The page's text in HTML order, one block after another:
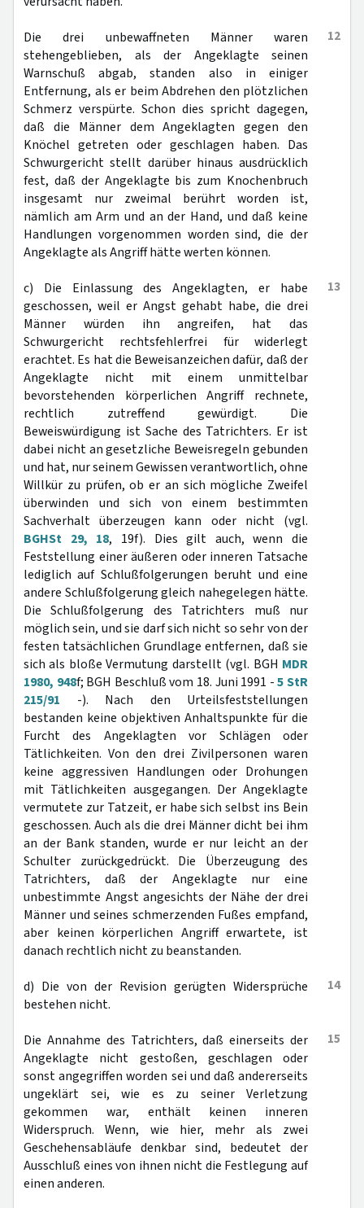
12
Die drei unbewaffneten Männer waren
stehengeblieben, als der Angeklagte seinen
Warnschuß abgab, standen also in einiger
Entfernung, als er beim Abdrehen den plötzlichen
Schmerz verspürte. Schon dies spricht dagegen,
daß die Männer dem Angeklagten gegen den
Knöchel getreten oder geschlagen haben. Das
Schwurgericht stellt darüber hinaus ausdrücklich
fest, daß der Angeklagte bis zum Knochenbruch
insgesamt nur zweimal berührt worden ist,
nämlich am Arm und an der Hand, und daß keine
Handlungen vorgenommen worden sind, die der
Angeklagte als Angriff hätte werten können.
13
c) Die Einlassung des Angeklagten, er habe
geschossen, weil er Angst gehabt habe, die drei
Männer würden ihn angreifen, hat das
Schwurgericht rechtsfehlerfrei für widerlegt
erachtet. Es hat die Beweisanzeichen dafür, daß der
Angeklagte nicht mit einem unmittelbar
bevorstehenden körperlichen Angriff rechnete,
rechtlich zutreffend gewürdigt. Die
Beweiswürdigung ist Sache des Tatrichters. Er ist
dabei nicht an gesetzliche Beweisregeln gebunden
und hat, nur seinem Gewissen verantwortlich, ohne
Willkür zu prüfen, ob er an sich mögliche Zweifel
überwinden und sich von einem bestimmten
Sachverhalt überzeugen kann oder nicht (vgl.
BGHSt 29, 18, 19f). Dies gilt auch, wenn die
Feststellung einer äußeren oder inneren Tatsache
lediglich auf Schlußfolgerungen beruht und eine
andere Schlußfolgerung gleich nahegelegen hätte.
Die Schlußfolgerung des Tatrichters muß nur
möglich sein, und sie darf sich nicht so sehr von der
festen tatsächlichen Grundlage entfernen, daß sie
sich als bloße Vermutung darstellt (vgl. BGH MDR
1980, 948f; BGH Beschluß vom 18. Juni 1991 -5 StR
215/91 -). Nach den Urteilsfeststellungen
bestanden keine objektiven Anhaltspunkte für die
Furcht des Angeklagten vor Schlägen oder
Tätlichkeiten. Von den drei Zivilpersonen waren
keine aggressiven Handlungen oder Drohungen
mit Tätlichkeiten ausgegangen. Der Angeklagte
vermutete zur Tatzeit, er habe sich selbst ins Bein
geschossen. Auch als die drei Männer dicht bei ihm
an der Bank standen, wurde er nur leicht an der
Schulter zurückgedrückt. Die Überzeugung des
Tatrichters, daß der Angeklagte nur eine
unbestimmte Angst angesichts der Nähe der drei
Männer und seines schmerzenden Fußes empfand,
aber keinen körperlichen Angriff erwartete, ist
danach rechtlich nicht zu beanstanden.
14
d) Die von der Revision gerügten Widersprüche
bestehen nicht.
15
Die Annahme des Tatrichters, daß einerseits der
Angeklagte nicht gestoßen, geschlagen oder
sonst angegriffen worden sei und daß andererseits
ungeklärt sei, wie es zu seiner Verletzung
gekommen war, enthält keinen inneren
Widerspruch. Wenn, wie hier, mehr als zwei
Geschehensabläufe denkbar sind, bedeutet der
Ausschluß eines von ihnen nicht die Festlegung auf
einen anderen.